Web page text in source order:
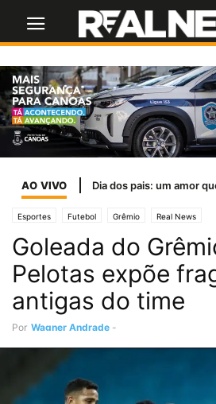
AO VIVO
Esportes Futebol Grêmio Real News
Goleada do
Pelotas expõe
antigas do time
Por Wagner Andrade -